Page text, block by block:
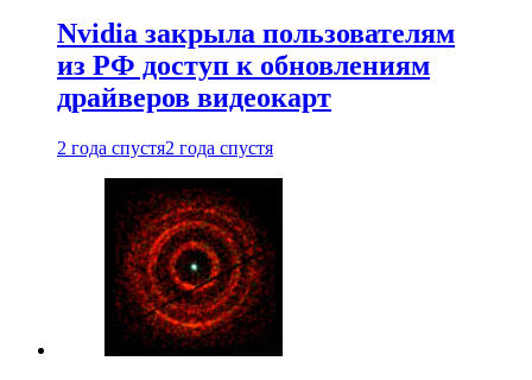
Nvidia закрыла пользователям
из РФ доступ к обновлениям
драйверов видеокарт
2 года спустя2 года спустя